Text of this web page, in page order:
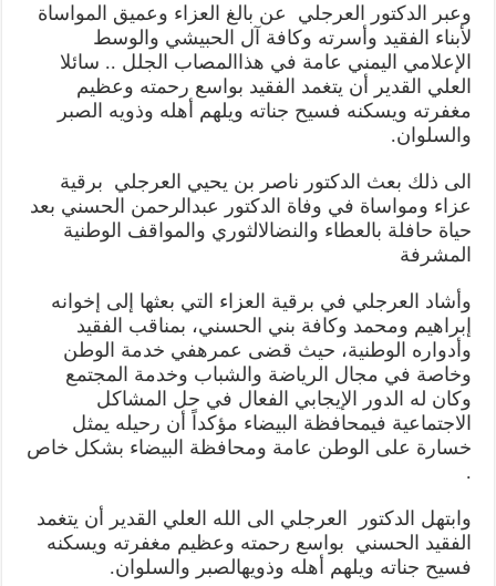
وعبر الدكتور العرجلي عن بالغ العزاء وعميق المواساة
لأبناء الفقيد وأسرته وكافة آل الحبيشي والوسط
الإعلامي اليمني عامة في هذا المصاب الجلل .. سائلا
العلي القدير أن يتغمد الفقيد بواسع رحمته وعظيم
مغفرته ويسكنه فسيح جناته ويلهم أهله وذويه الصبر
والسلوان.
الى ذلك بعث الدكتور ناصر بن يحيي العرجلي برقية
عزاء ومواساة في وفاة الدكتور عبدالرحمن الحسني بعد
حياة حافلة بالعطاء والنضالالثوري والمواقف الوطنية
المشرفة
وأشاد العرجلي في برقية العزاء التي بعثها إلى إخوانه
إبراهيم ومحمد وكافة بني الحسني، بمناقب الفقيد
وأدواره الوطنية، حيث قضى عمرهفي خدمة الوطن
وخاصة في مجال الرياضة والشباب وخدمة المجتمع
وكان له الدور الإيجابي الفعال في حل المشاكل
الاجتماعية فيمحافظة البيضاء مؤكداً أن رحيله يمثل
خسارة على الوطن عامة ومحافظة البيضاء بشكل خاص
.
وابتهل الدكتور العرجلي الى الله العلي القدير أن يتغمد
الفقيد الحسني بواسع رحمته وعظيم مغفرته ويسكنه
فسيح جناته ويلهم أهله وذويهالصبر والسلوان.